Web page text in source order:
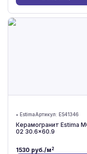
• EstimaАртикул: ES41346
Керамогранит Estima
02 30.6x60.9
1530 руб./м2